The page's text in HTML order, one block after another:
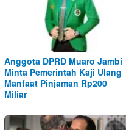
Anggota DPRD Muaro Jambi
Minta Pemerintah Kaji Ulang
Manfaat Pinjaman Rp200
Miliar